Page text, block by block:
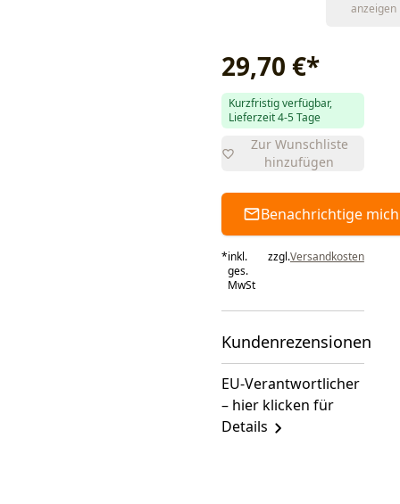
anzeigen
29,70 €*
Kurzfristig verfügbar,
Lieferzeit 4-5 Tage
Zur Wunschliste
hinzufügen
Benachrichtige mich
*inkl.
ges.
MwSt
zzgl.Versandkosten
Kundenrezensionen
EU-Verantwortlicher
– hier klicken für
Details